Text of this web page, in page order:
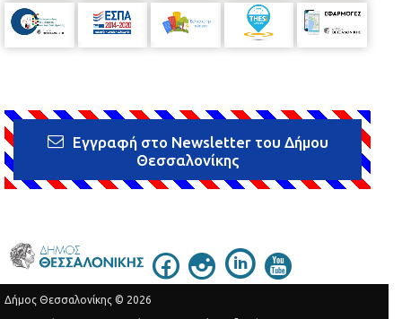
Εγγραφή στο Newsletter του Δήμου
Θεσσαλονίκης
Δήμος Θεσσαλονίκης © 2026